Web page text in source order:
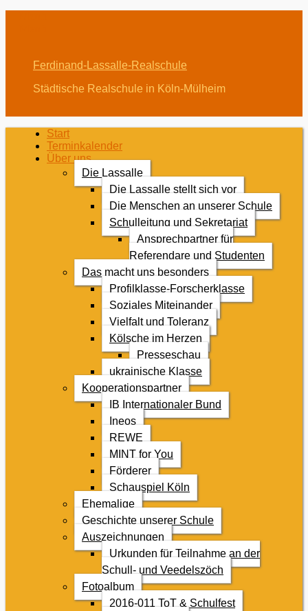
Ferdinand-Lassalle-Realschule
Städtische Realschule in Köln-Mülheim
Erstes
Menü
Zum
Inhalt:
Start
Terminkalender
Über uns
Die Lassalle
Die Lassalle stellt sich vor
Die Menschen an unserer Schule
Schulleitung und Sekretariat
Ansprechpartner für
Referendare und Studenten
Das macht uns besonders
Profilklasse-Forscherklasse
Soziales Miteinander
Vielfalt und Toleranz
Kölsche im Herzen
Presseschau
ukrainische Klasse
Kooperationspartner
IB Internationaler Bund
Ineos
REWE
MINT for You
Förderer
Schauspiel Köln
Ehemalige
Geschichte unserer Schule
Auszeichnungen
Urkunden für Teilnahme an der
Schull- und Veedelszöch
Fotoalbum
2016-011 ToT & Schulfest